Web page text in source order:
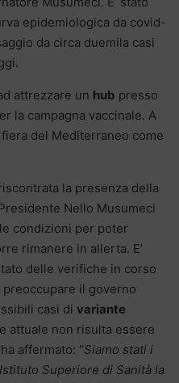
epidemiologica da covid-
da circa duemila casi
attrezzare un hub presso
la campagna vaccinale. A
del Mediterraneo come
la presenza della
Nello Musumeci
condizioni per poter
rimanere in allerta. E’
delle verifiche in corso
preoccupare il governo
casi di variante
attuale non risulta essere
affermato: “Siamo stati i
Superiore di Sanità la